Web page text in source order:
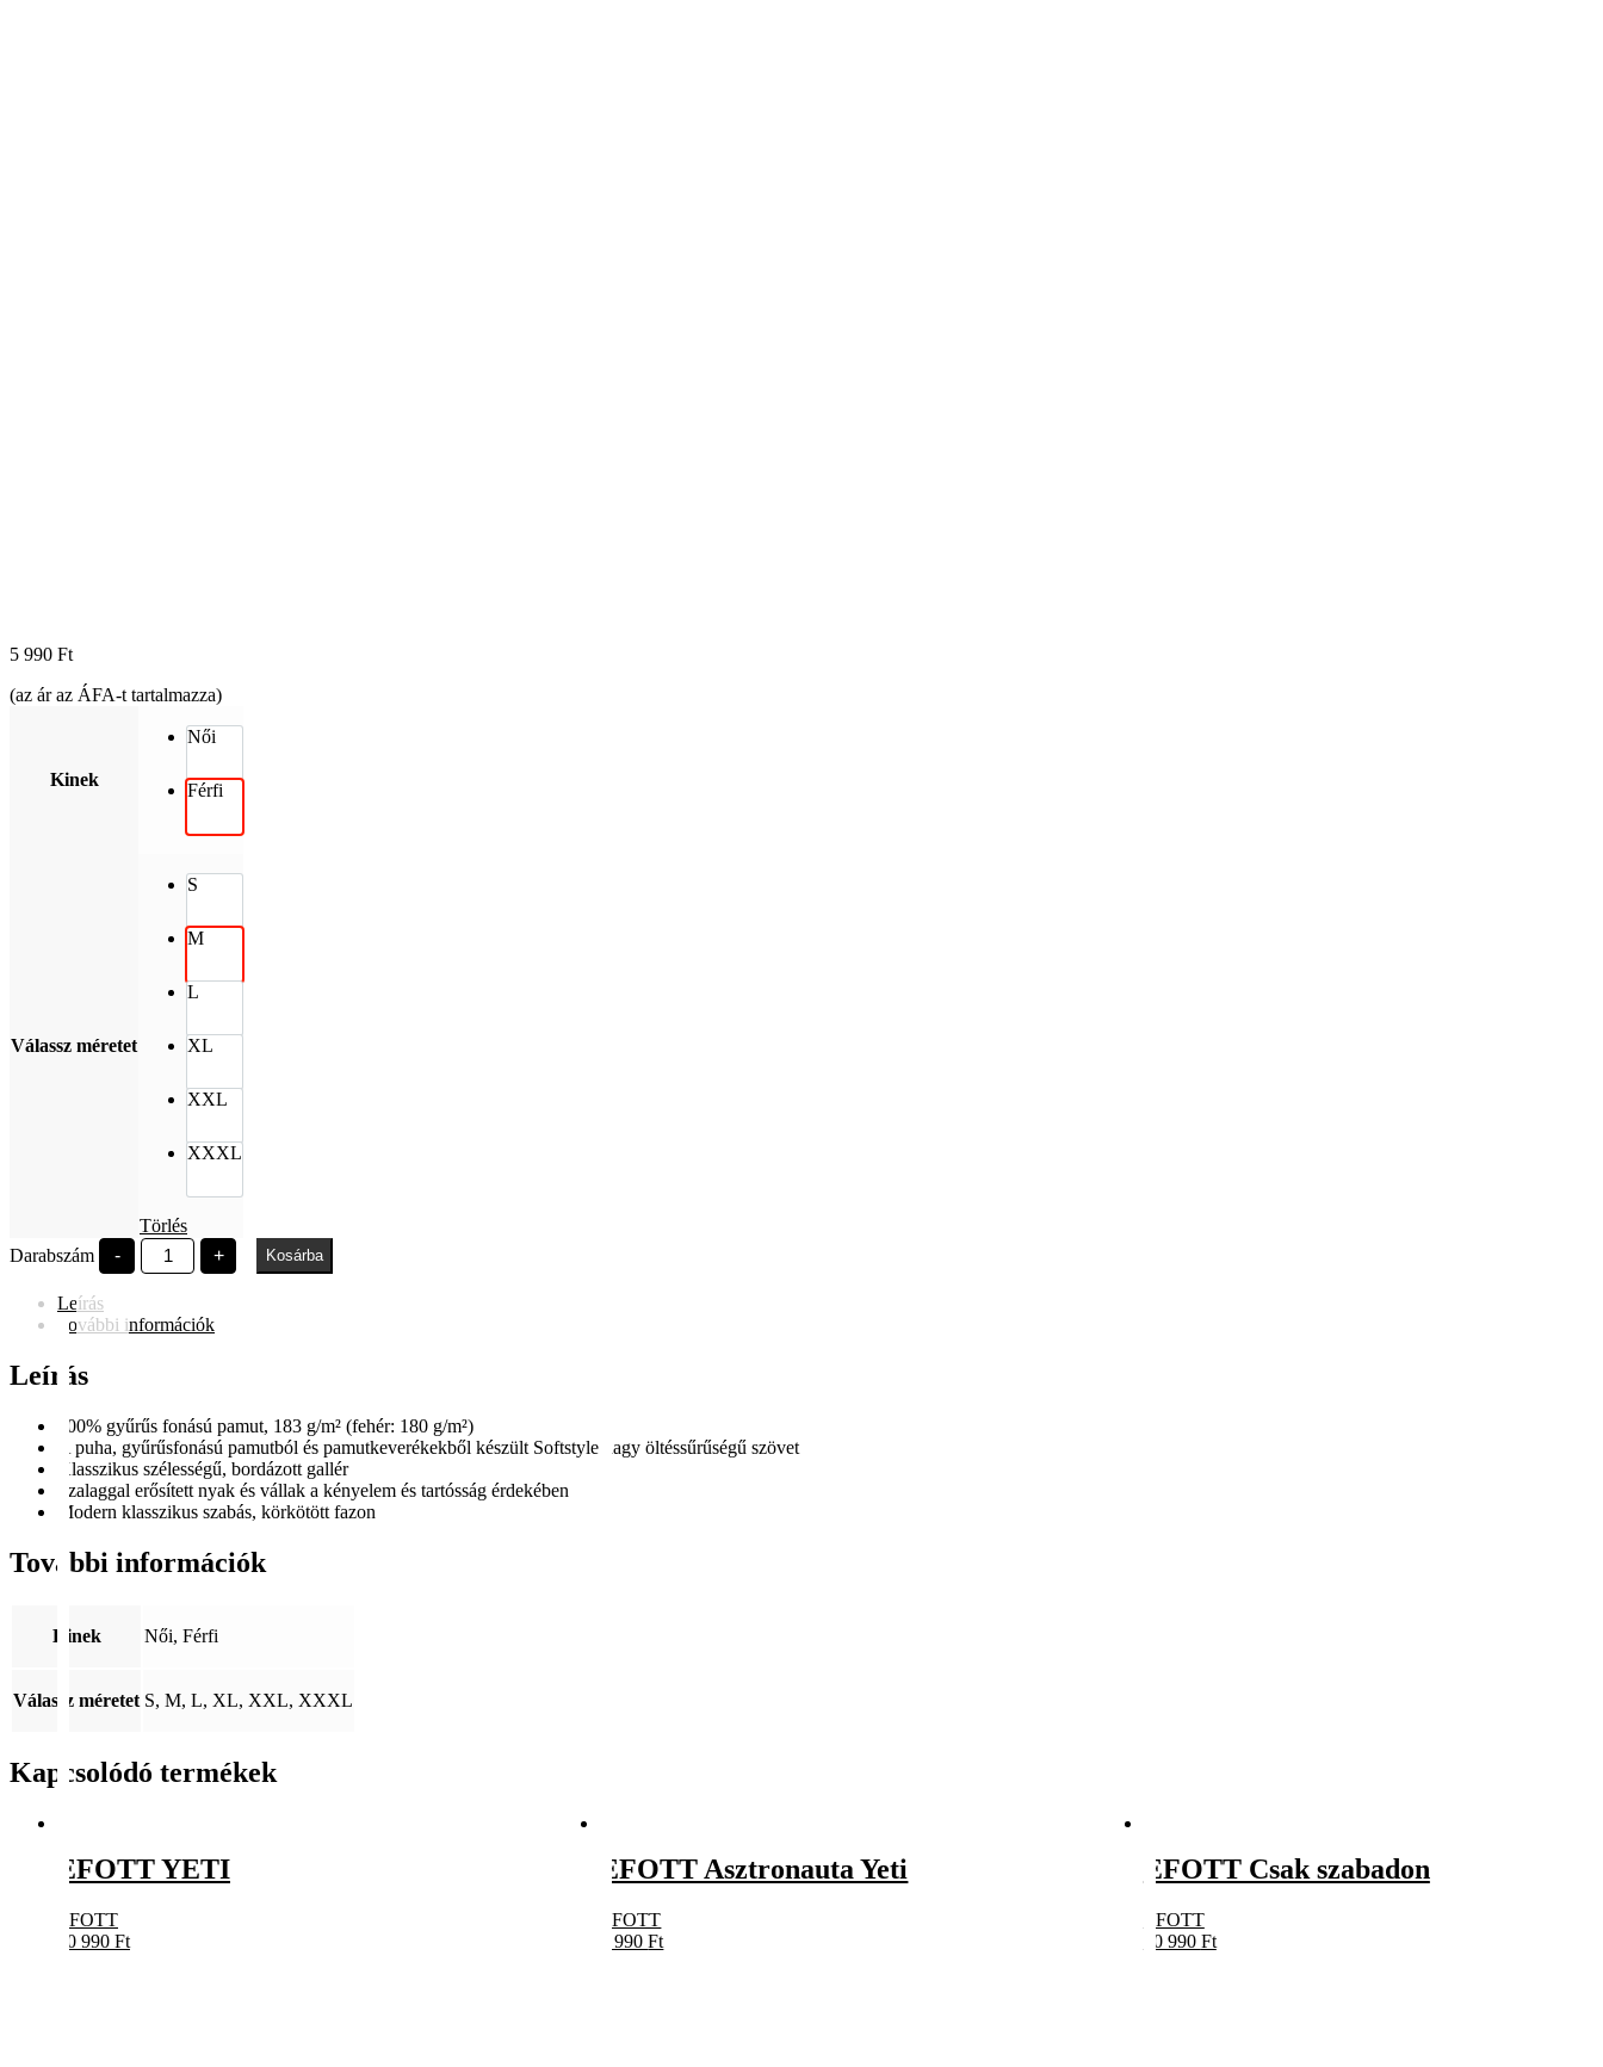
5 990 Ft
(az ár az ÁFA-t tartalmazza)
Kinek
Női
Férfi
Válassz méretet
S
M
L
XL
XXL
XXXL
Törlés
Darabszám
-
EFOTT
holoyeti
+ Kosárba
Leírás
További információk
Leírás
100% gyűrűs fonású pamut, 183 g/m² (fehér: 180 g/m²)
A puha, gyűrűsfonású pamutból és pamutkeverékekből készült Softstyle nagy öltéssűrűségű szövet
Klasszikus szélességű, bordázott gallér
Szalaggal erősített nyak és vállak a kényelem és tartósság érdekében
Modern klasszikus szabás, körkötött fazon
További információk
Kinek Női, Férfi
Válassz méretet S, M, L, XL, XXL, XXXL
Kapcsolódó termékek
EFOTT YETI
EFOTT
10 990 Ft
EFOTT Asztronauta Yeti
EFOTT
5 990Ft
EFOTT Csak szabadon
EFOTT
10 990 Ft